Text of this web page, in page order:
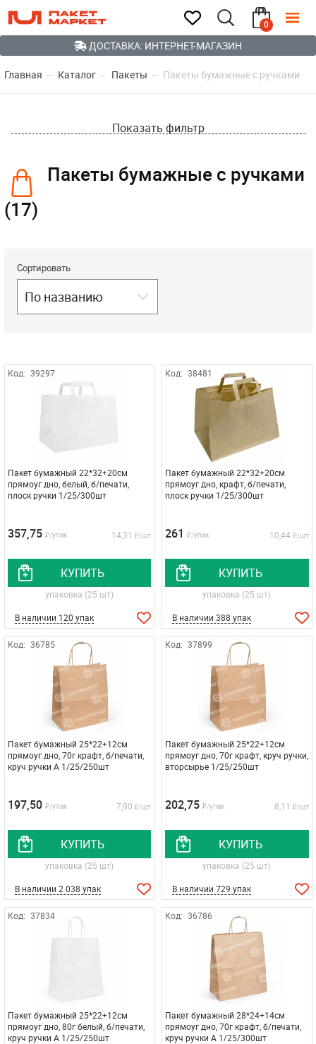
0
ДОСТАВКА: ИНТЕРНЕТ-МАГАЗИН
Главная Каталог Пакеты Пакеты бумажные с ручками
Показать фильтр
Пакеты бумажные с ручками
(17)
Сортировать
По названию
Код: 39297
Пакет бумажный 22*32+20см
прямоуг дно, белый, б/печати,
плоск ручки 1/25/300шт
357,75 ₽/упак 14,31 ₽/шт
КУПИТЬ
упаковка (25 шт)
В наличии 120 упак
Код: 38481
Пакет бумажный 22*32+20см
прямоуг дно, крафт, б/печати,
плоск ручки 1/25/300шт
261 ₽/упак 10,44 ₽/шт
КУПИТЬ
упаковка (25 шт)
В наличии 388 упак
Код: 36785
Пакет бумажный 25*22+12см
прямоуг дно, 70г крафт, б/печати,
круч ручки A 1/25/250шт
197,50 ₽/упак 7,90 ₽/шт
КУПИТЬ
упаковка (25 шт)
В наличии 2 038 упак
Код: 37899
Пакет бумажный 25*22+12см
прямоуг дно, 70г крафт, круч ручки,
вторсырье 1/25/250шт
202,75 ₽/упак 8,11 ₽/шт
КУПИТЬ
упаковка (25 шт)
В наличии 729 упак
Код: 37834
Пакет бумажный 25*22+12см
прямоуг дно, 80г белый, б/печати,
круч ручки A 1/25/250шт
Код: 36786
Пакет бумажный 28*24+14см
прямоуг дно, 70г крафт, б/печати,
круч ручки A 1/25/300шт